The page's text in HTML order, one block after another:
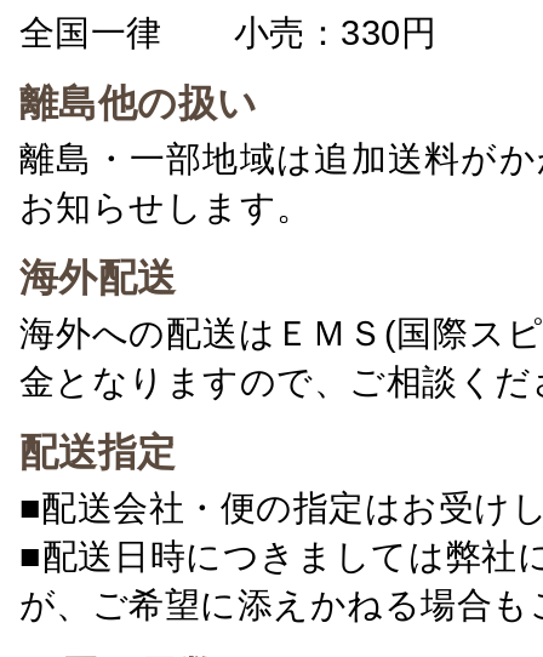
全国一律 小売：330円 卸
離島他の扱い
離島・一部地域は追加送料が
お知らせします。
海外配送
海外への配送はＥＭＳ(国際ス
金となりますので、ご相談くだ
配送指定
■配送会社・便の指定はお受け
■配送日時につきましては弊社
が、ご希望に添えかねる場合